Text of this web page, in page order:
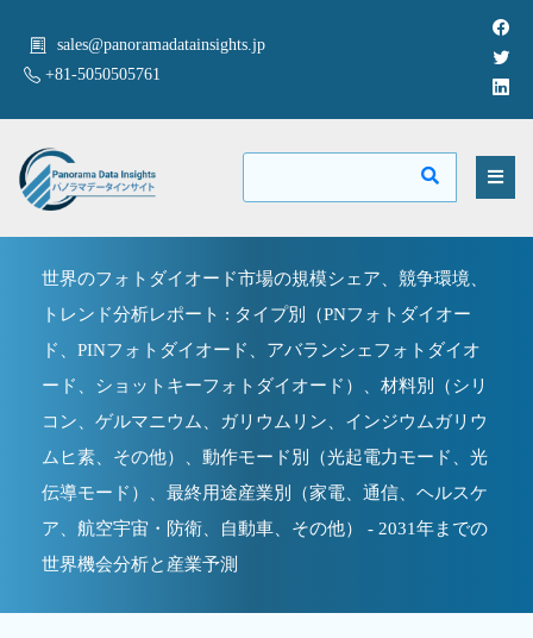
sales@panoramadatainsights.jp
+81-5050505761
世界のフォトダイオード市場の規模シェア、競争環境、
トレンド分析レポート : タイプ別（PNフォトダイオー
ド、PINフォトダイオード、アバランシェフォトダイオ
ード、ショットキーフォトダイオード）、材料別（シリ
コン、ゲルマニウム、ガリウムリン、インジウムガリウ
ムヒ素、その他）、動作モード別（光起電力モード、光
伝導モード）、最終用途産業別（家電、通信、ヘルスケ
ア、航空宇宙・防衛、自動車、その他） - 2031年までの
世界機会分析と産業予測